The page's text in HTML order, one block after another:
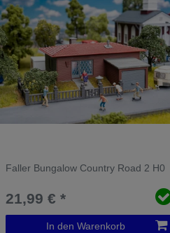
Faller Bungalow Country Road 2 H0
21,99 € *
In den Warenkorb